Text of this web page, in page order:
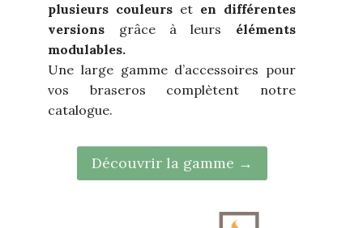
plusieurs couleurs et en différentes
versions grâce à leurs éléments
modulables.
Une large gamme d’accessoires pour
vos braseros complètent notre
catalogue.
Découvrir la gamme →